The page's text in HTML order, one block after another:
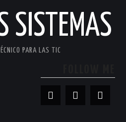
SISTEMAS
PARA LAS TIC